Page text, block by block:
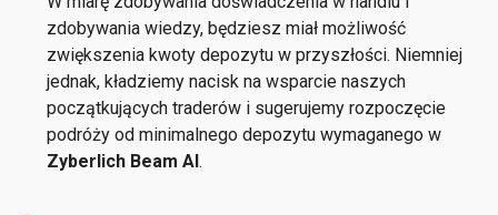
zdobywania wiedzy, będziesz miał możliwość
zwiększenia kwoty depozytu w przyszłości. Niemniej
jednak, kładziemy nacisk na wsparcie naszych
początkujących traderów i sugerujemy rozpoczęcie
podróży od minimalnego depozytu wymaganego w
Zyberlich Beam AI.